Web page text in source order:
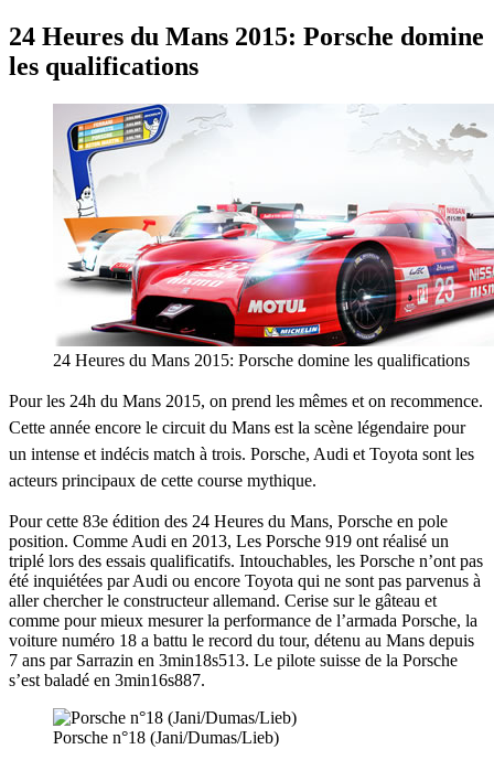
24 Heures du Mans 2015: Porsche domine
les qualifications
24 Heures du Mans 2015: Porsche domine les qualifications
Pour les 24h du Mans 2015, on prend les mêmes et on recommence.
Cette année encore le circuit du Mans est la scène légendaire pour
un intense et indécis match à trois. Porsche, Audi et Toyota sont les
acteurs principaux de cette course mythique.
Pour cette 83e édition des 24 Heures du Mans, Porsche en pole
position. Comme Audi en 2013, Les Porsche 919 ont réalisé un
triplé lors des essais qualificatifs. Intouchables, les Porsche n’ont pas
été inquiétées par Audi ou encore Toyota qui ne sont pas parvenus à
aller chercher le constructeur allemand. Cerise sur le gâteau et
comme pour mieux mesurer la performance de l’armada Porsche, la
voiture numéro 18 a battu le record du tour, détenu au Mans depuis
7 ans par Sarrazin en 3min18s513. Le pilote suisse de la Porsche
s’est baladé en 3min16s887.
Porsche n°18 (Jani/Dumas/Lieb)